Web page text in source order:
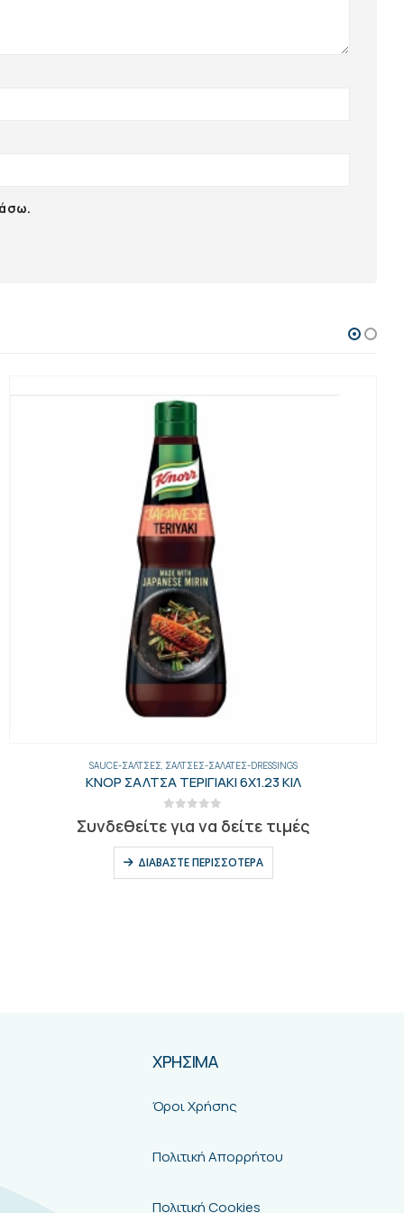
SAUCE-ΣΆΛΤΣΕΣ, ΣΆΛΤΣΕΣ-ΣΑΛΆΤΕΣ-DRESSINGS
ΚΝΟΡ ΣΑΛΤΣΑ ΤΕΡΙΓΙΑΚΙ 6Χ1.23 ΚΙΛ
Συνδεθείτε για να δείτε τιμές
ΔΙΑΒΆΣΤΕ ΠΕΡΙΣΣΌΤΕΡΑ
ΧΡΗΣΙΜΑ
Όροι Χρήσης
Πολιτική Απορρήτου
Πολιτική Cookies